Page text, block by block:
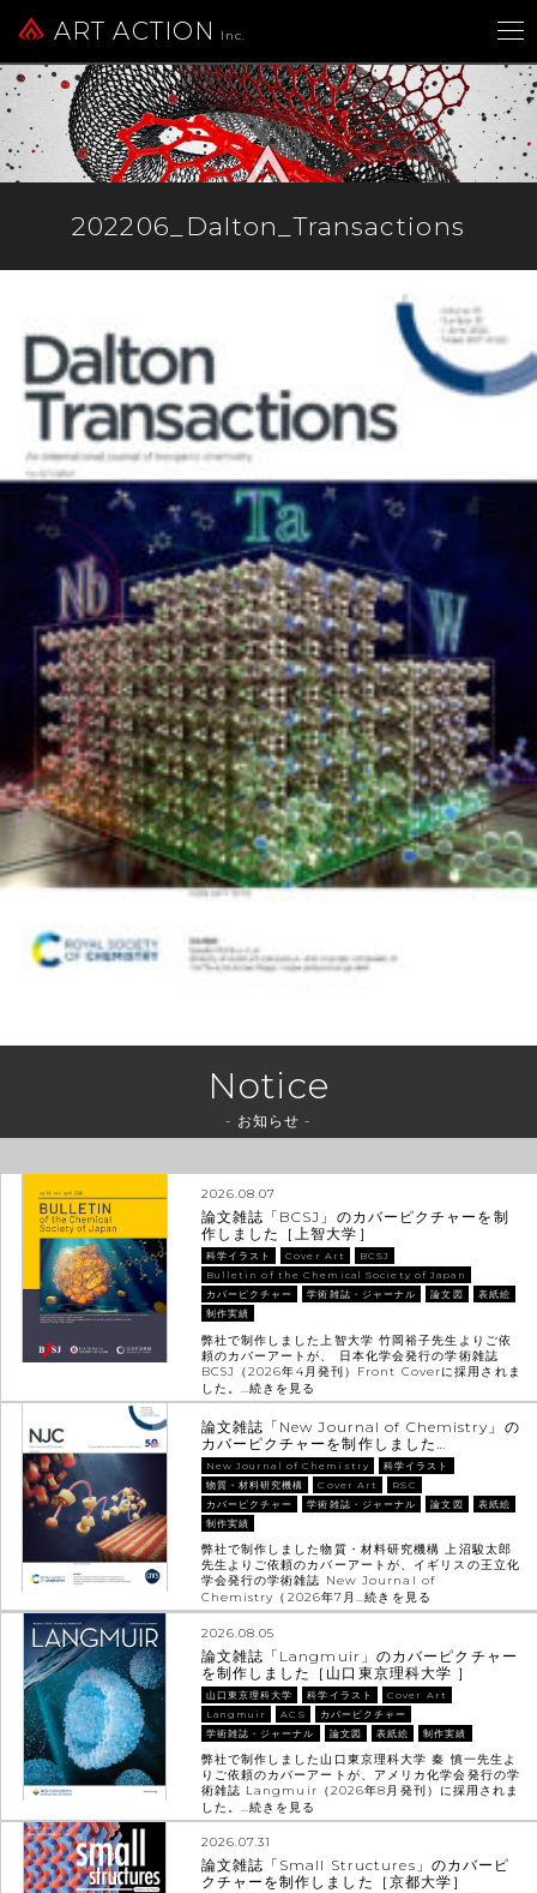
ART ACTION Inc.
202206_Dalton_Transactions
Notice
- お知らせ -
2026.08.07
論文雑誌「BCSJ」のカバーピクチャーを制
作しました［上智大学］
科学イラスト Cover Art
BCSJ
Bulletin of the Chemical Society of Japan
カバーピクチャー
学術雑誌・ジャーナル 論文図
表紙絵
制作実績
弊社で制作しました上智大学 竹岡裕子先生よりご依
頼のカバーアートが、 日本化学会発行の学術雑誌
BCSJ（2026年4月発刊）Front Coverに採用されま
した。… 続きを見る
論文雑誌「New Journal of Chemistry」の
カバーピクチャーを制作しました…
New Journal of Chemistry
科学イラスト
物質・材料研究機構
Cover Art
RSC
カバーピクチャー
学術雑誌・ジャーナル 論文図
表紙絵
制作実績
弊社で制作しました物質・材料研究機構 上沼駿太郎
先生よりご依頼のカバーアートが、イギリスの王立化
学会発行の学術雑誌 New Journal of
Chemistry（2026年7月…続きを見る
2026.08.05
論文雑誌「Langmuir」のカバーピクチャー
を制作しました［山口東京理科大学 ］
山口東京理科大学 科学イラスト
Cover Art
Langmuir
ACS
カバーピクチャー
学術雑誌・ジャーナル
論文図 表紙絵 制作実績
弊社で制作しました山口東京理科大学 秦 慎一先生よ
りご依頼のカバーアートが、アメリカ化学会発行の学
術雑誌 Langmuir（2026年8月発刊）に採用されま
した。…続きを見る
2026.07.31
論文雑誌「Small Structures」のカバーピ
クチャーを制作しました［京都大学］